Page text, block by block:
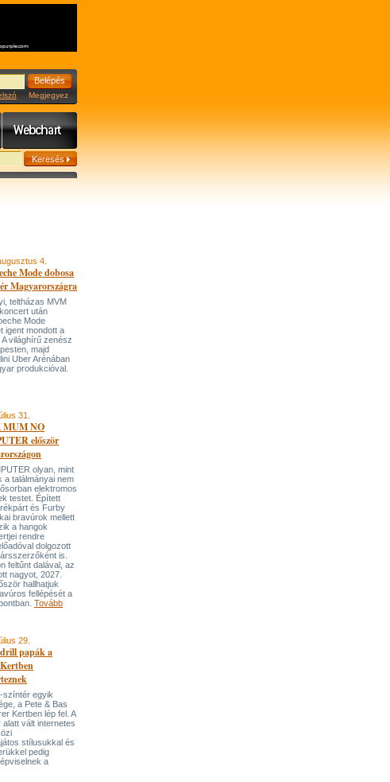
Megjegyez
4.
Mode dobosa
Magyarországra
teltházas MVM
után
Mode
igent mondott a
világhírű zenész
majd
Uber Arénában
produkcióval.
31.
MUM NO
először
olyan, mint
a találmányai nem
elektromos
testet. Épített
és Furby
bravúrok mellett
a hangok
rendre
dolgozott
is.
feltűnt dalával, az
nagyot, 2027.
hallhatjuk
fellépését a
Tovább
29.
papák a
színtér egyik
a Pete & Bas
Kertben lép fel. A
vált internetes
stílusukkal és
pedig
a